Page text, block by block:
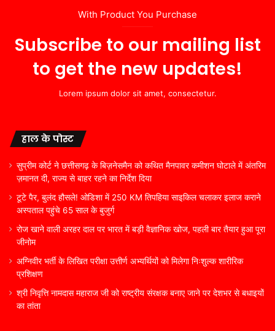
With Product You Purchase
Subscribe to our mailing list
to get the new updates!
Lorem ipsum dolor sit amet, consectetur.
हाल के पोस्ट
सुप्रीम कोर्ट ने छत्तीसगढ़ के बिज़नेसमैन को कथित मैनपावर कमीशन घोटाले में अंतरिम
ज़मानत दी, राज्य से बाहर रहने का निर्देश दिया
टूटे पैर, बुलंद हौसले! ओडिशा में 250 KM तिपहिया साइकिल चलाकर इलाज कराने
अस्पताल पहुंचे 65 साल के बुजुर्ग
रोज खाने वाली अरहर दाल पर भारत में बड़ी वैज्ञानिक खोज, पहली बार तैयार हुआ पूरा
जीनोम
अग्निवीर भर्ती के लिखित परीक्षा उत्तीर्ण अभ्यर्थियों को मिलेगा निःशुल्क शारीरिक
प्रशिक्षण
श्री निवृत्ति नामदास महाराज जी को राष्ट्रीय संरक्षक बनाए जाने पर देशभर से बधाइयों
का तांता